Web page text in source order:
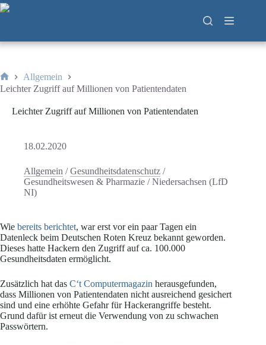
Zum
Inhalt
Start
Allgemein
Leichter Zugriff auf Millionen von Patientendaten
Leichter Zugriff auf Millionen von Patientendaten
18.02.2020
Allgemein /Gesundheitsdatenschutz /
Gesundheitswesen & Pharmazie /Niedersachsen (LfD
NI)
Wie bereits berichtet, war erst vor ein paar Tagen ein
Datenleck beim Deutschen Roten Kreuz bekannt geworden.
Dieses hatte Hackern den Zugriff auf ca. 100.000
Gesundheitsdaten ermöglicht.
Zusätzlich hat das C‘t Computermagazin herausgefunden,
dass Millionen von Patientendaten nicht ausreichend gesichert
sind und eine erhöhte Gefahr für Hackerangriffe besteht.
Grund dafür ist erneut die Verwendung von zu schwachen
Passwörtern.